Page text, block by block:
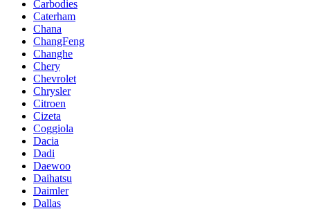
Carbodies
Caterham
Chana
ChangFeng
Changhe
Chery
Chevrolet
Chrysler
Citroen
Cizeta
Coggiola
Dacia
Dadi
Daewoo
Daihatsu
Daimler
Dallas